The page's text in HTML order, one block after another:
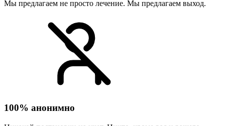
Мы предлагаем не просто лечение. Мы предлагаем выход.
100% анонимно